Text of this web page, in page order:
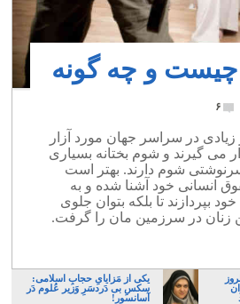
و چه گونه
۶
زیادی در سراسر جهان مورد آزار
می گیرند و شوم بختانه بسیاری
سرنوشتی شوم دارند. بهتر است
انسانی خود آشنا شده و به
بپردازند تا بلکه بتوان جلوی
زنان در سرزمین مان را گرفت.
یکی از مَزایایِ حجابِ اسلامی:
سکسِ بی دَردسَرِ وَزیر عُلوم دَر
آسانسور!